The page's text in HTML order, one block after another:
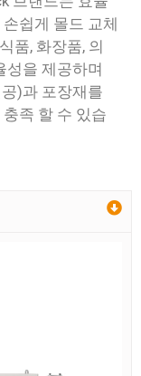
쉽게 몰드 교체
품, 화장품, 의
성을 제공하며
)과 포장재를
족 할 수 있습